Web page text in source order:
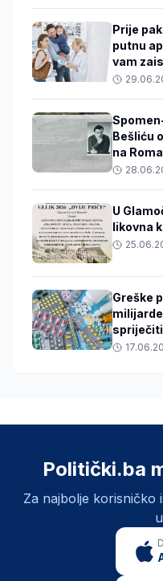
Prije
putnu
vam
Bešliću
na
U
likovna
Greške
spriječiti
Politički.ba
Za najbolje korisničko